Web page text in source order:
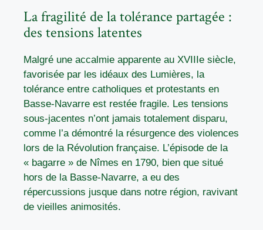
La fragilité de la tolérance partagée :
des tensions latentes
Malgré une accalmie apparente au XVIIIe siècle,
favorisée par les idéaux des Lumières, la
tolérance entre catholiques et protestants en
Basse-Navarre est restée fragile. Les tensions
sous-jacentes n’ont jamais totalement disparu,
comme l’a démontré la résurgence des violences
lors de la Révolution française. L’épisode de la
« bagarre » de Nîmes en 1790, bien que situé
hors de la Basse-Navarre, a eu des
répercussions jusque dans notre région, ravivant
de vieilles animosités.